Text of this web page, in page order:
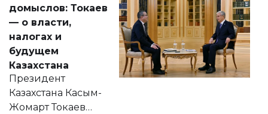
домыслов: Токаев
— о власти,
налогах и
будущем
Казахстана
Президент
Казахстана Касым-
Жомарт Токаев